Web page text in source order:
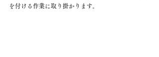
を付ける作業に取り掛かります。